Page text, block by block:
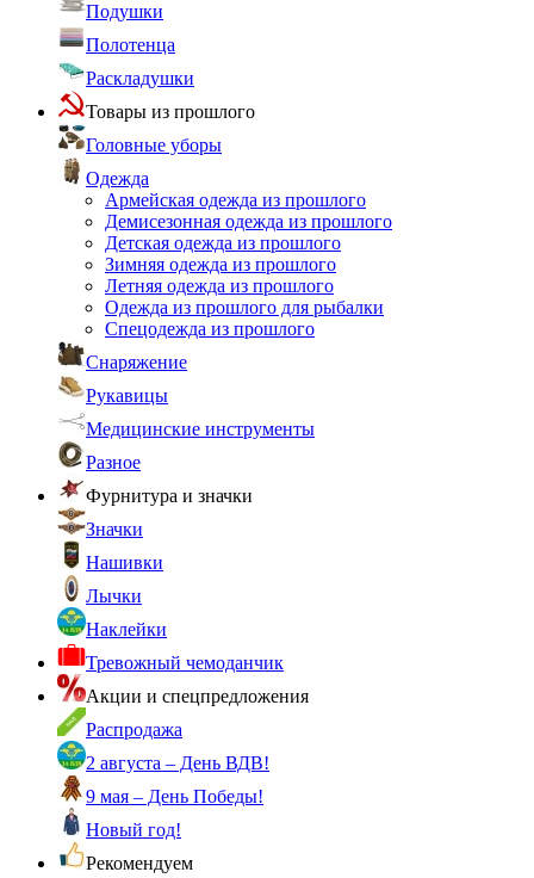
Подушки
Полотенца
Раскладушки
Товары из прошлого
Головные уборы
Одежда
Армейская одежда из прошлого
Демисезонная одежда из прошлого
Детская одежда из прошлого
Зимняя одежда из прошлого
Летняя одежда из прошлого
Одежда из прошлого для рыбалки
Спецодежда из прошлого
Снаряжение
Рукавицы
Медицинские инструменты
Разное
Фурнитура и значки
Значки
Нашивки
Лычки
Наклейки
Тревожный чемоданчик
Акции и спецпредложения
Распродажа
2 августа – День ВДВ!
9 мая – День Победы!
Новый год!
Рекомендуем